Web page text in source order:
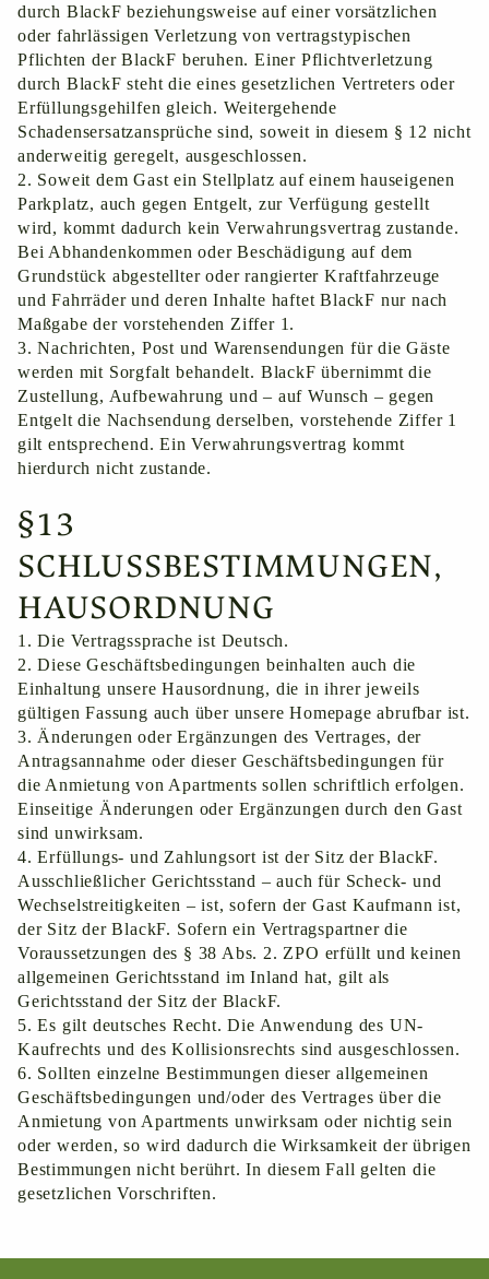
durch BlackF beziehungsweise auf einer vorsätzlichen
oder fahrlässigen Verletzung von vertragstypischen
Pflichten der BlackF beruhen. Einer Pflichtverletzung
durch BlackF steht die eines gesetzlichen Vertreters oder
Erfüllungsgehilfen gleich. Weitergehende
Schadensersatzansprüche sind, soweit in diesem § 12 nicht
anderweitig geregelt, ausgeschlossen.
2. Soweit dem Gast ein Stellplatz auf einem hauseigenen
Parkplatz, auch gegen Entgelt, zur Verfügung gestellt
wird, kommt dadurch kein Verwahrungsvertrag zustande.
Bei Abhandenkommen oder Beschädigung auf dem
Grundstück abgestellter oder rangierter Kraftfahrzeuge
und Fahrräder und deren Inhalte haftet BlackF nur nach
Maßgabe der vorstehenden Ziffer ‎1.
3. Nachrichten, Post und Warensendungen für die Gäste
werden mit Sorgfalt behandelt. BlackF übernimmt die
Zustellung, Aufbewahrung und – auf Wunsch – gegen
Entgelt die Nachsendung derselben, vorstehende Ziffer ‎1
gilt entsprechend. Ein Verwahrungsvertrag kommt
hierdurch nicht zustande.
§13
SCHLUSSBESTIMMUNGEN,
HAUSORDNUNG
1. Die Vertragssprache ist Deutsch.
2. Diese Geschäftsbedingungen beinhalten auch die
Einhaltung unsere Hausordnung, die in ihrer jeweils
gültigen Fassung auch über unsere Homepage abrufbar ist.
3. Änderungen oder Ergänzungen des Vertrages, der
Antragsannahme oder dieser Geschäftsbedingungen für
die Anmietung von Apartments sollen schriftlich erfolgen.
Einseitige Änderungen oder Ergänzungen durch den Gast
sind unwirksam.
4. Erfüllungs- und Zahlungsort ist der Sitz der BlackF.
Ausschließlicher Gerichtsstand – auch für Scheck- und
Wechselstreitigkeiten – ist, sofern der Gast Kaufmann ist,
der Sitz der BlackF. Sofern ein Vertragspartner die
Voraussetzungen des § 38 Abs. 2. ZPO erfüllt und keinen
allgemeinen Gerichtsstand im Inland hat, gilt als
Gerichtsstand der Sitz der BlackF.
5. Es gilt deutsches Recht. Die Anwendung des UN-
Kaufrechts und des Kollisionsrechts sind ausgeschlossen.
6. Sollten einzelne Bestimmungen dieser allgemeinen
Geschäftsbedingungen und/oder des Vertrages über die
Anmietung von Apartments unwirksam oder nichtig sein
oder werden, so wird dadurch die Wirksamkeit der übrigen
Bestimmungen nicht berührt. In diesem Fall gelten die
gesetzlichen Vorschriften.